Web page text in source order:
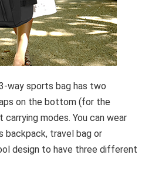
way sports bag has two
on the bottom (for the
modes. You can wear
backpack, travel bag or
design to have three different